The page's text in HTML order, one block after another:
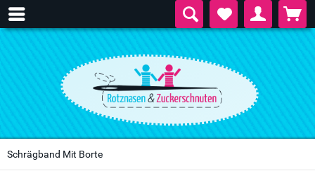
Schrägband Mit Borte